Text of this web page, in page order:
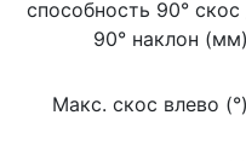
способность 90° cкос
90° наклон
Макс. скос влево